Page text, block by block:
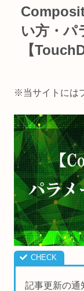
い方・パ
【
※当サイトには
記事更新の通